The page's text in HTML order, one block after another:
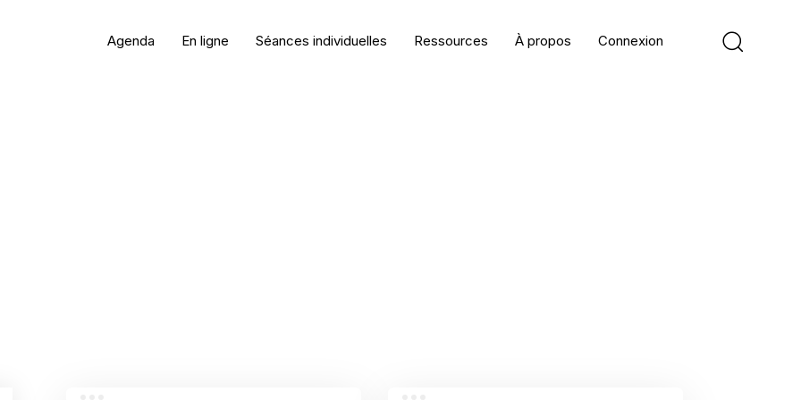
Agenda En ligne Séances individuelles Ressources À propos Connexion